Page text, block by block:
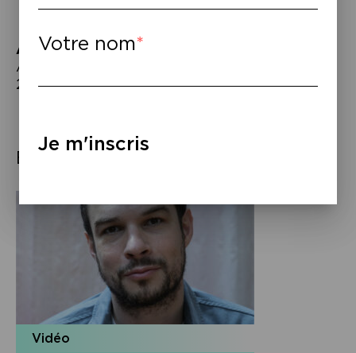
À lire–
Arthur Dreyfus,
2023.
Éléments associés
Vidéo
Votre nom
Je m'inscris